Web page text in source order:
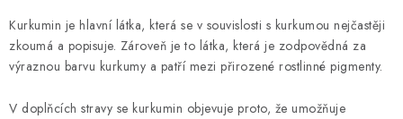
Kurkumin je hlavní látka, která se v souvislosti s kurkumou nejčastěji
zkoumá a popisuje. Zároveň je to látka, která je zodpovědná za
výraznou barvu kurkumy a patří mezi přirozené rostlinné pigmenty.
V doplňcích stravy se kurkumin objevuje proto, že umožňuje